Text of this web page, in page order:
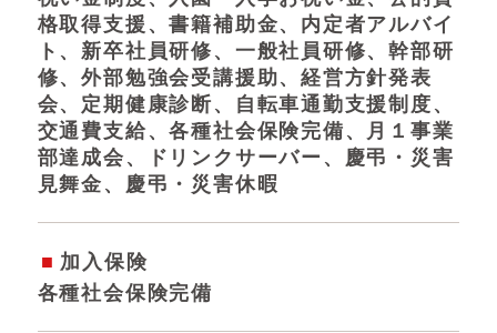
格取得支援、書籍補助金、内定者アルバイ
ト、新卒社員研修、一般社員研修、幹部研
修、外部勉強会受講援助、経営方針発表
会、定期健康診断、自転車通勤支援制度、
交通費支給、各種社会保険完備、月１事業
部達成会、ドリンクサーバー、慶弔・災害
見舞金、慶弔・災害休暇
加入保険
各種社会保険完備